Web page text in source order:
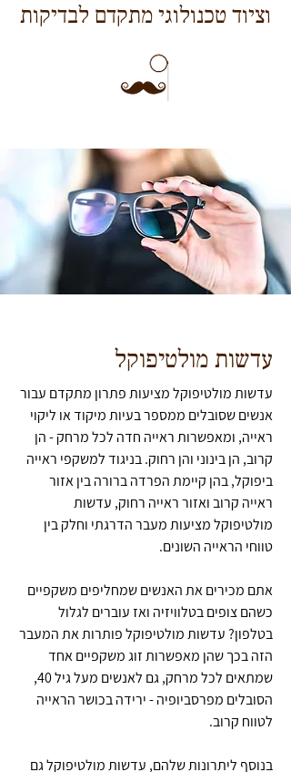
וציוד טכנולוגי מתקדם לבדיקות
עדשות מולטיפוקל
עדשות מולטיפוקל מציעות פתרון מתקדם עבור
אנשים שסובלים ממספר בעיות מיקוד או ליקוי
ראייה, ומאפשרות ראייה חדה לכל מרחק - הן
קרוב, הן בינוני והן רחוק. בניגוד למשקפי ראייה
ביפוקל, בהן קיימת הפרדה ברורה בין אזור
ראייה קרוב ואזור ראייה רחוק, עדשות
מולטיפוקל מציעות מעבר הדרגתי וחלק בין
טווחי הראייה השונים.
אתם מכירים את האנשים שמחליפים משקפיים
כשהם צופים בטלוויזיה ואז עוברים לגלול
בטלפון? עדשות מולטיפוקל פותרות את המעבר
הזה בכך שהן מאפשרות זוג משקפיים אחד
שמתאים לכל מרחק, גם לאנשים מעל גיל 40,
הסובלים מפרסביופיה - ירידה בכושר הראייה
לטווח קרוב.
בנוסף ליתרונות שלהם, עדשות מולטיפוקל גם